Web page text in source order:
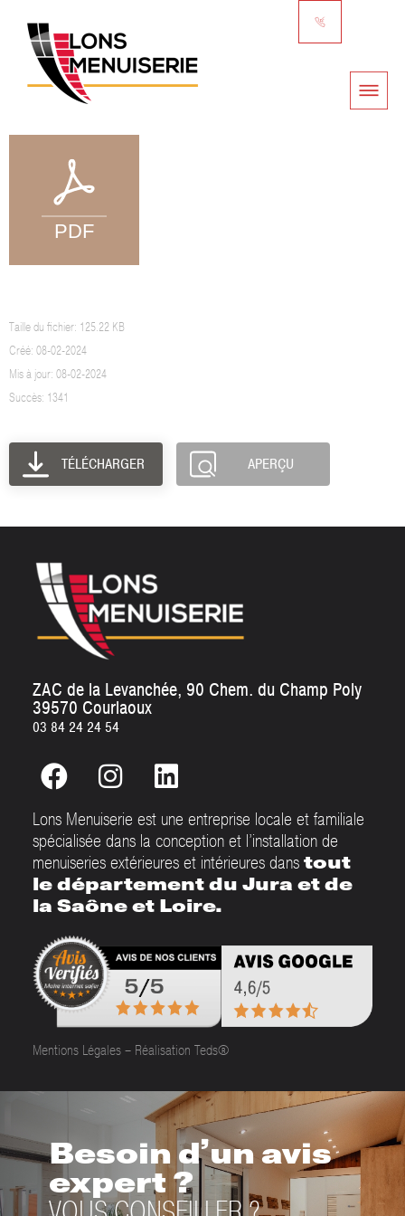
Taille du fichier: 125.22 KB
Créé: 08-02-2024
Mis à jour: 08-02-2024
Succès: 1341
TÉLÉCHARGER APERÇU
ZAC de la Levanchée, 90 Chem. du Champ Poly
39570 Courlaoux
03 84 24 24 54
Lons Menuiserie est une entreprise locale et familiale
spécialisée dans la conception et l’installation de
menuiseries extérieures et intérieures danstout
le département du Jura et de
la Saône et Loire.
Mentions Légales– Réalisation Teds®
Besoin d’un avis
expert ?